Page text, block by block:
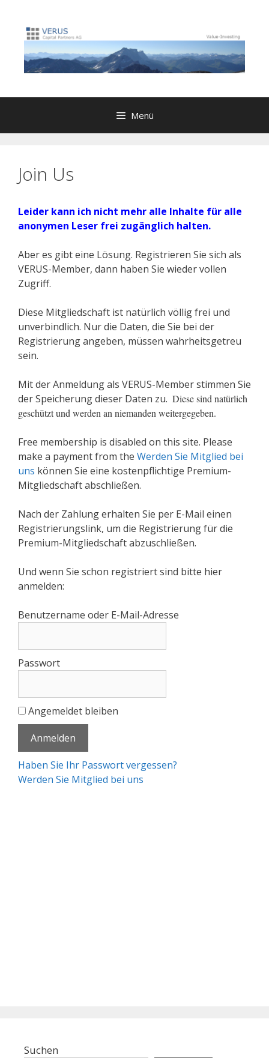
springen
Menü
Join Us
Leider kann ich nicht mehr alle Inhalte für alle
anonymen Leser frei zugänglich halten.
Aber es gibt eine Lösung. Registrieren Sie sich als
VERUS-Member, dann haben Sie wieder vollen
Zugriff.
Diese Mitgliedschaft ist natürlich völlig frei und
unverbindlich. Nur die Daten, die Sie bei der
Registrierung angeben, müssen wahrheitsgetreu
sein.
Mit der Anmeldung als VERUS-Member stimmen Sie
der Speicherung dieser Daten zu. Diese sind natürlich
geschützt und werden an niemanden weitergegeben.
Free membership is disabled on this site. Please
make a payment from the Werden Sie Mitglied bei
uns können Sie eine kostenpflichtige Premium-
Mitgliedschaft abschließen.
Nach der Zahlung erhalten Sie per E-Mail einen
Registrierungslink, um die Registrierung für die
Premium-Mitgliedschaft abzuschließen.
Und wenn Sie schon registriert sind bitte hier
anmelden:
Benutzername oder E-Mail-Adresse
Passwort
Angemeldet bleiben
Haben Sie Ihr Passwort vergessen?
Werden Sie Mitglied bei uns
Suchen